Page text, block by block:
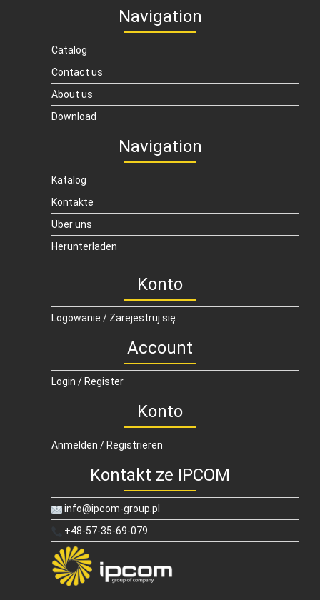
Navigation
Catalog
Contact us
About us
Download
Navigation
Katalog
Kontakte
Über uns
Herunterladen
Konto
Logowanie / Zarejestruj się
Account
Login / Register
Konto
Anmelden / Registrieren
Kontakt ze IPCOM
info@ipcom-group.pl
+48-57-35-69-079